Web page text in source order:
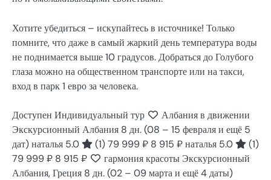
Хотите убедиться – искупайтесь в источнике! Только
помните, что даже в самый жаркий день температура воды
не поднимается выше 10 градусов. Добраться до Голубого
глаза можно на общественном транспорте или на такси,
вход в парк 1 евро за человека.
Доступен Индивидуальный тур
Албания в движении
Экскурсионный Албания 8 дн.(08 – 15 февраля и ещё 5
дат)наталья 5.0 (1)79 999 ₽ 8 915 ₽наталья 5.0
(1)
79 999 ₽ 8 915 ₽
гармония красоты Экскурсионный
Албания, Греция 8 дн.(02 – 09 марта и ещё 4 даты)